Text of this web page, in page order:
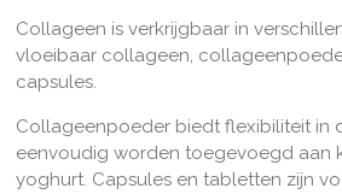
Collageen is verkrijgbaar in
vloeibaar collageen,
capsules.
Collageenpoeder biedt flexibiliteit in
eenvoudig worden toegevoegd aan
yoghurt. Capsules en tabletten zijn